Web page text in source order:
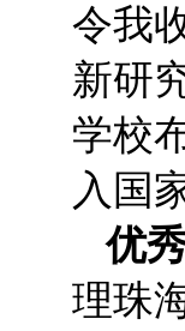
令我
新研
学校
入国
优
理珠